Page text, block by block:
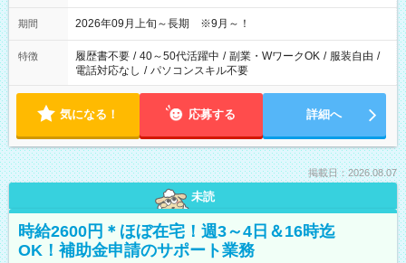
期間 2026年09月上旬～長期 ※9月～！
特徴 履歴書不要 / 40～50代活躍中 / 副業・WワークOK / 服装自由 /
電話対応なし / パソコンスキル不要
気になる！ 応募する 詳細へ
掲載日：2026.08.07
未読
時給2600円＊ほぼ在宅！週3～4日＆16時迄
OK！補助金申請のサポート業務